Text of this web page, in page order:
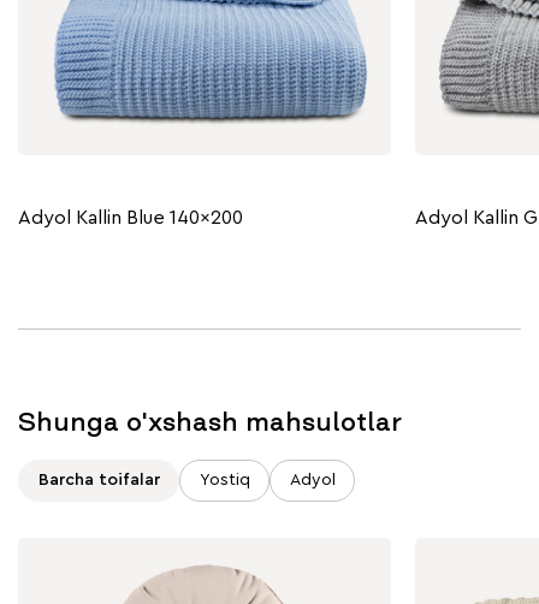
Adyol Kallin Blue 140x200 Adyol Kallin
Shunga o'xshash mahsulotlar
Barcha toifalar Yostiq Adyol